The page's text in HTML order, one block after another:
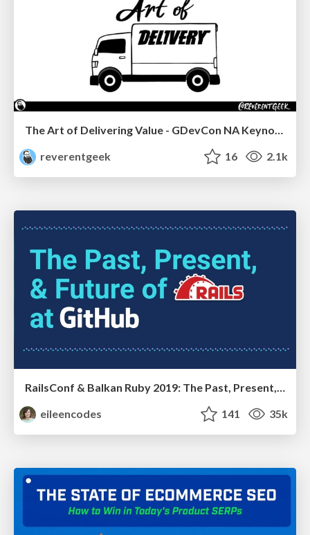
The Art of Delivering Value - GDevCon NA Keynote
reverentgeek
16 2.1k
RailsConf & Balkan Ruby 2019: The Past, Present, and Future of Rails at GitHub
eileencodes
141 35k